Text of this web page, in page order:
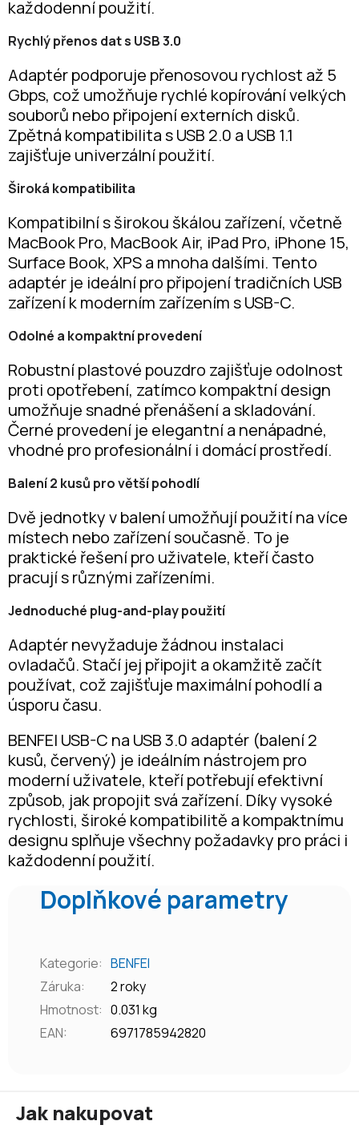
každodenní použití.
Rychlý přenos dat s USB 3.0
Adaptér podporuje přenosovou rychlost až 5
Gbps, což umožňuje rychlé kopírování velkých
souborů nebo připojení externích disků.
Zpětná kompatibilita s USB 2.0 a USB 1.1
zajišťuje univerzální použití.
Široká kompatibilita
Kompatibilní s širokou škálou zařízení, včetně
MacBook Pro, MacBook Air, iPad Pro, iPhone 15,
Surface Book, XPS a mnoha dalšími. Tento
adaptér je ideální pro připojení tradičních USB
zařízení k moderním zařízením s USB-C.
Odolné a kompaktní provedení
Robustní plastové pouzdro zajišťuje odolnost
proti opotřebení, zatímco kompaktní design
umožňuje snadné přenášení a skladování.
Černé provedení je elegantní a nenápadné,
vhodné pro profesionální i domácí prostředí.
Balení 2 kusů pro větší pohodlí
Dvě jednotky v balení umožňují použití na více
místech nebo zařízení současně. To je
praktické řešení pro uživatele, kteří často
pracují s různými zařízeními.
Jednoduché plug-and-play použití
Adaptér nevyžaduje žádnou instalaci
ovladačů. Stačí jej připojit a okamžitě začít
používat, což zajišťuje maximální pohodlí a
úsporu času.
BENFEI USB-C na USB 3.0 adaptér (balení 2
kusů, červený) je ideálním nástrojem pro
moderní uživatele, kteří potřebují efektivní
způsob, jak propojit svá zařízení. Díky vysoké
rychlosti, široké kompatibilitě a kompaktnímu
designu splňuje všechny požadavky pro práci i
každodenní použití.
Doplňkové parametry
Kategorie: BENFEI
Záruka:
2 roky
Hmotnost: 0.031 kg
EAN: 6971785942820
Jak nakupovat